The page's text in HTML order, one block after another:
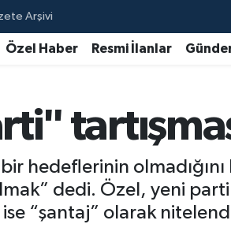
Arşivi
Özel Haber Resmi İlanlar
hedeflerinin
dedi. Özel, yeni
“şantaj” olarak